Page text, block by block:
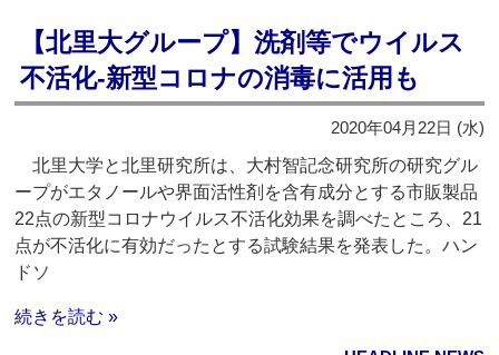
【北里大グループ】洗剤等でウイルス
不活化‐新型コロナの消毒に活用も
2020年04月22日 (水)
北里大学と北里研究所は、大村智記念研究所の研究グル
ープがエタノールや界面活性剤を含有成分とする市販製品
22点の新型コロナウイルス不活化効果を調べたところ、21
点が不活化に有効だったとする試験結果を発表した。ハン
ドソ
続きを読む »